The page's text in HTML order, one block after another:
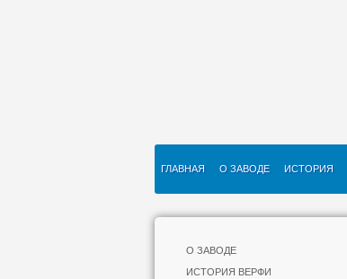
ГЛАВНАЯ О ЗАВОДЕ ИСТОРИЯ
О ЗАВОДЕ
ИСТОРИЯ ВЕРФИ